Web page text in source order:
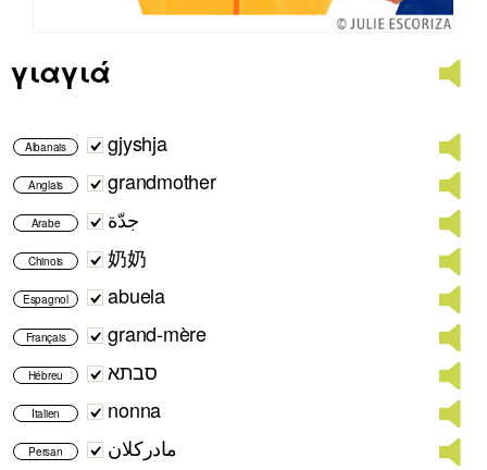
γιαγιά
Albanais gjyshja
Anglais grandmother
Arabe جدّة
Chinois 奶奶
Espagnol abuela
Français grand-mère
Hébreu סבתא
Italien nonna
Persan مادرکلان